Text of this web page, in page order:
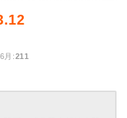
:211